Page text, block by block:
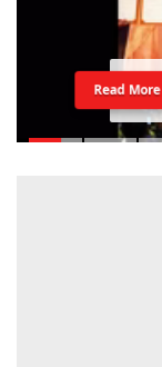
Read More